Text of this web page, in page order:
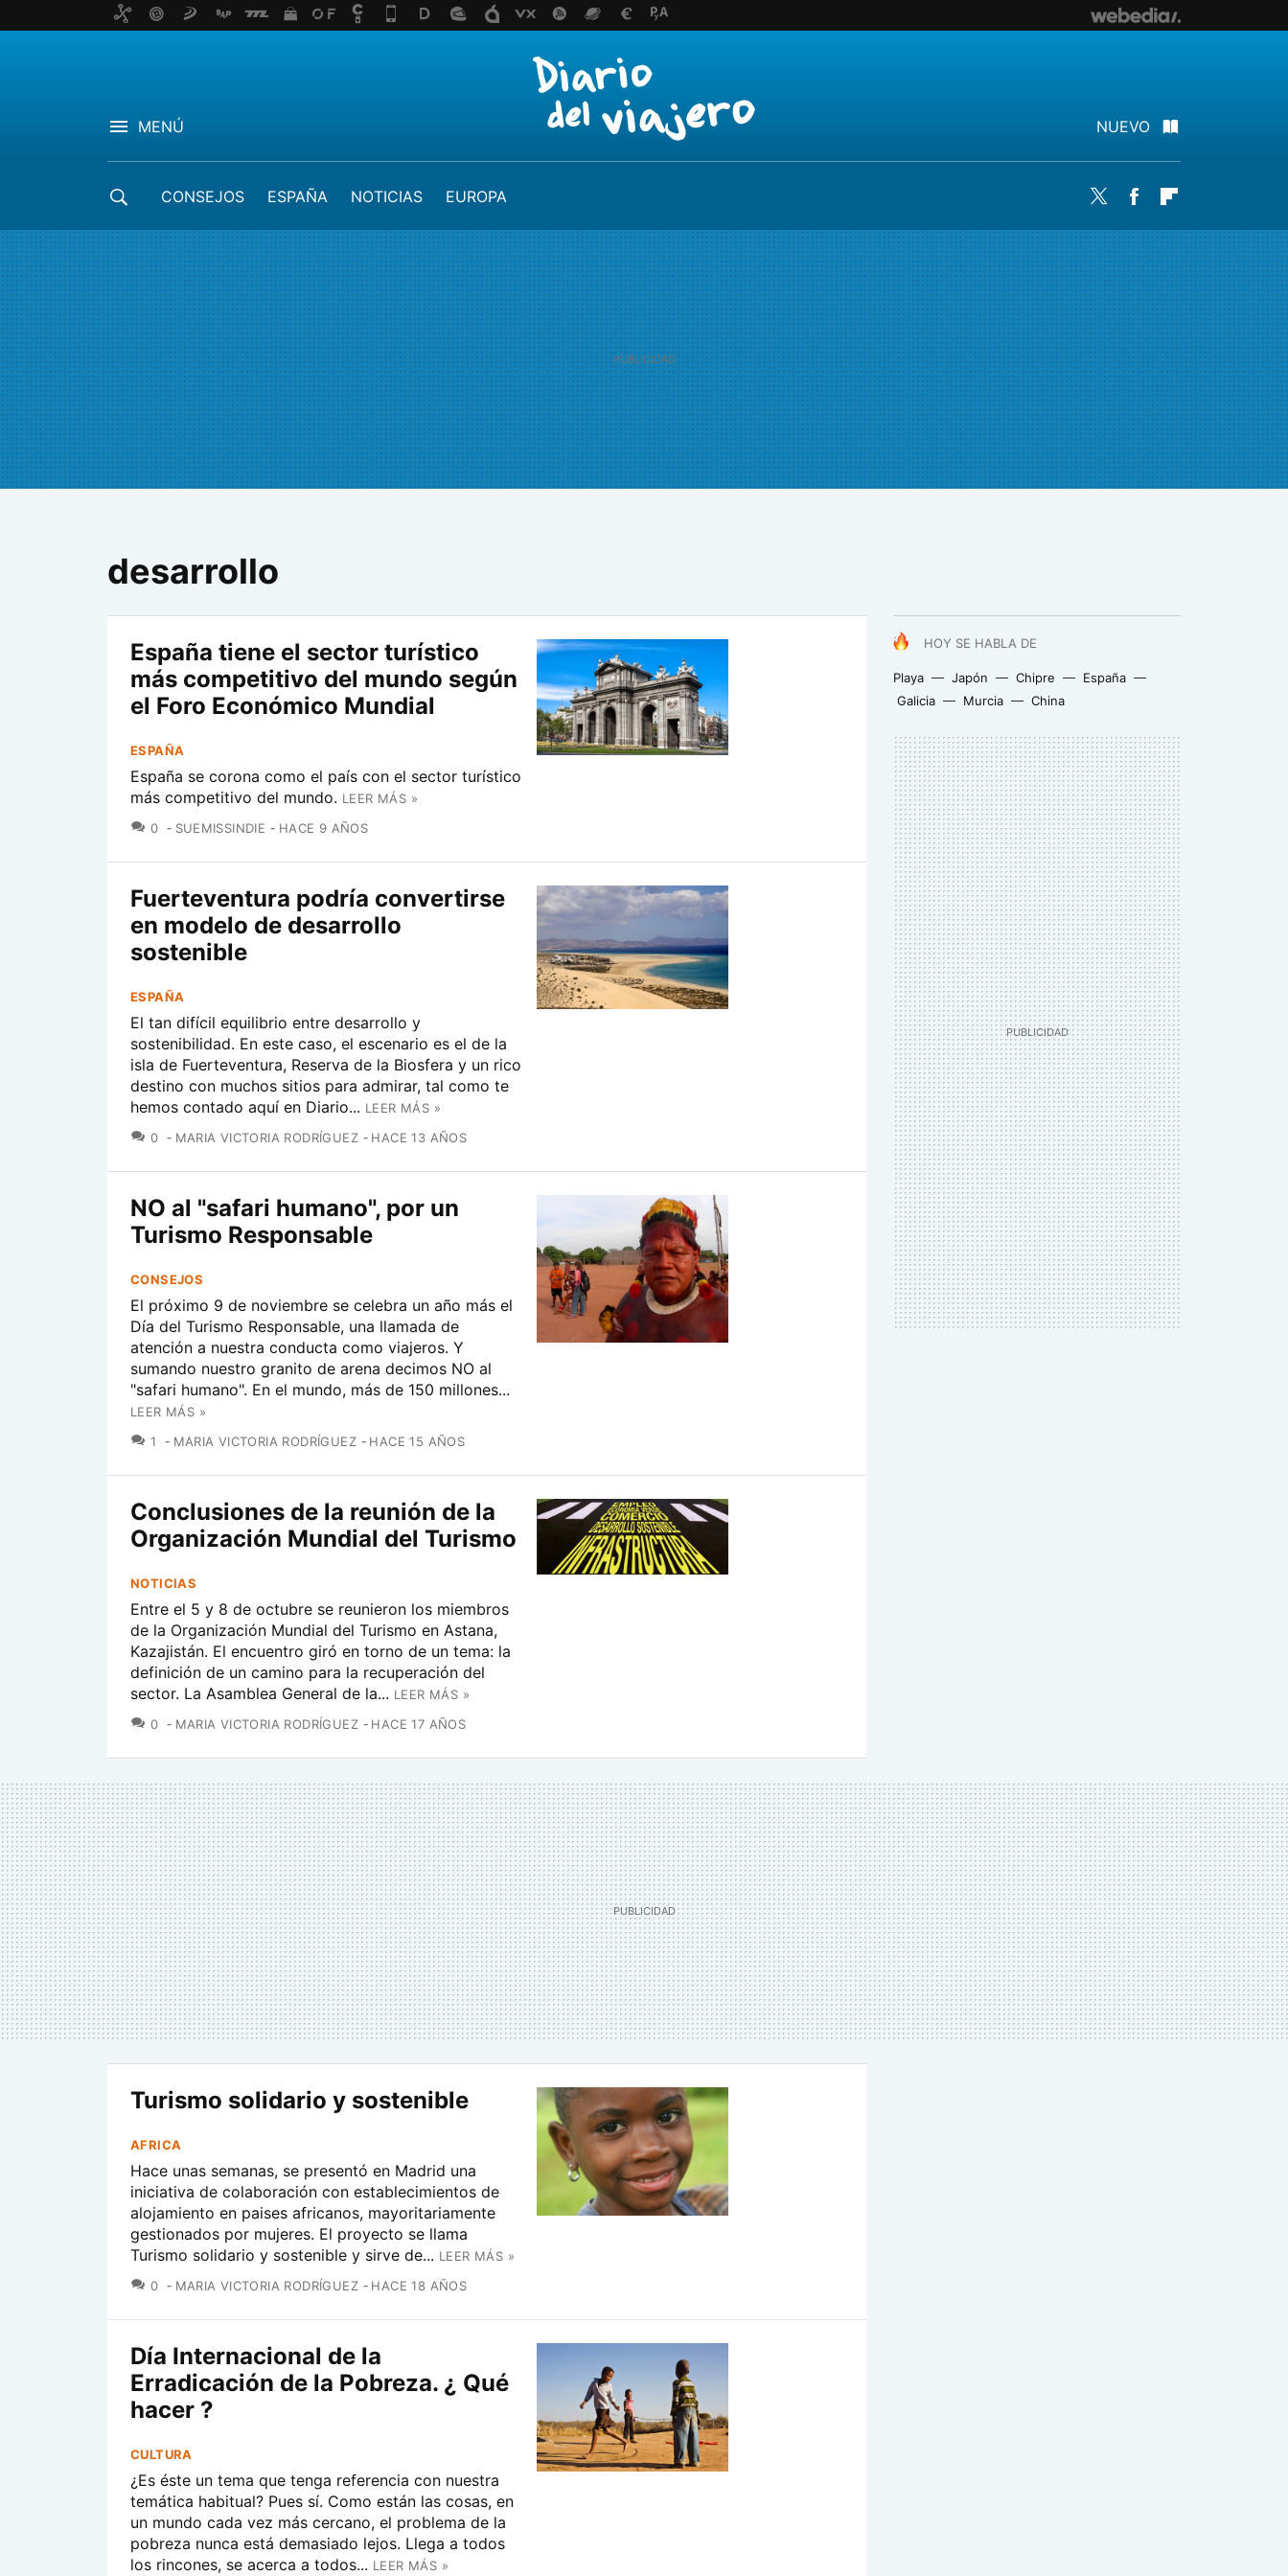
MENÚ NUEVO
CONSEJOS ESPAÑA NOTICIAS EUROPA Twitter Facebook
desarrollo
HOY SE HABLA DE
Playa Japón Chipre
España
Galicia
Murcia China
España tiene el sector turístico
más competitivo del mundo según
el Foro Económico Mundial
ESPAÑA
España se corona como el país con el sector turístico
más competitivo del mundo. LEER MÁS »
0 COMENTARIOS
SUEMISSINDIE HACE 9 AÑOS
Fuerteventura podría convertirse
en modelo de desarrollo
sostenible
ESPAÑA
El tan difícil equilibrio entre desarrollo y
sostenibilidad. En este caso, el escenario es el de la
isla de Fuerteventura, Reserva de la Biosfera y un rico
destino con muchos sitios para admirar, tal como te
hemos contado aquí en Diario... LEER MÁS »
0 COMENTARIOS
MARIA VICTORIA RODRÍGUEZ HACE 13 AÑOS
NO al "safari humano", por un
Turismo Responsable
CONSEJOS
El próximo 9 de noviembre se celebra un año más el
Día del Turismo Responsable, una llamada de
atención a nuestra conducta como viajeros. Y
sumando nuestro granito de arena decimos NO al
"safari humano". En el mundo, más de 150 millones...
LEER MÁS »
1
COMENTARIOS
MARIA VICTORIA RODRÍGUEZ HACE 15 AÑOS
Conclusiones de la reunión de la
Organización Mundial del Turismo
NOTICIAS
Entre el 5 y 8 de octubre se reunieron los miembros
de la Organización Mundial del Turismo en Astana,
Kazajistán. El encuentro giró en torno de un tema: la
definición de un camino para la recuperación del
sector. La Asamblea General de la... LEER MÁS »
0 COMENTARIOS
MARIA VICTORIA RODRÍGUEZ HACE 17 AÑOS
Turismo solidario y sostenible
AFRICA
Hace unas semanas, se presentó en Madrid una
iniciativa de colaboración con establecimientos de
alojamiento en paises africanos, mayoritariamente
gestionados por mujeres. El proyecto se llama
Turismo solidario y sostenible y sirve de... LEER MÁS »
0 COMENTARIOS
MARIA VICTORIA RODRÍGUEZ HACE 18 AÑOS
Día Internacional de la
Erradicación de la Pobreza. ¿ Qué
hacer ?
CULTURA
¿Es éste un tema que tenga referencia con nuestra
temática habitual? Pues sí. Como están las cosas, en
un mundo cada vez más cercano, el problema de la
pobreza nunca está demasiado lejos. Llega a todos
los rincones, se acerca a todos... LEER MÁS »